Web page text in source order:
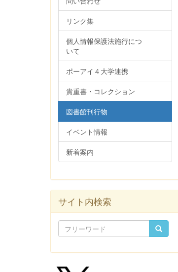
リンク集
個人情報保護法施行につ
いて
ポーアイ４大学連携
貴重書・コレクション
図書館刊行物
イベント情報
新着案内
サイト内検索